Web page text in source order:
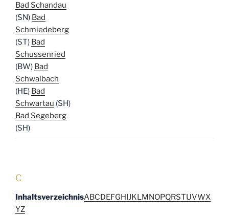
Bad Schandau
(SN) Bad
Schmiedeberg
(ST) Bad
Schussenried
(BW) Bad
Schwalbach
(HE) Bad
Schwartau (SH)
Bad Segeberg
(SH)
C
InhaltsverzeichnisABC D EFGH JKLM NOPQRSTUVWX
YZ